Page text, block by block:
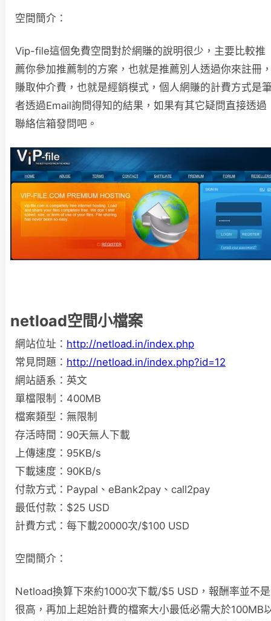
空間簡介：
Vip-file這個免費空間對於網賺的說明很少，主要比較推
薦你參加推薦制的方案，也就是推薦別人透過你來註冊
賺取仲介費，也就是經銷模式，個人網賺的計費方式是
者透過Email詢問得知的結果，如果有其它疑問直接透過
聯絡信箱發問吧。
netload空間小檔案
網站位址： http://netload.in/index.php
常見問題： http://netload.in/index.php?id=12
網站語系：英文
單檔限制：400MB
檔案類型：無限制
存活時間：90天無人下載
上傳速度：95KB/s
下載速度：90KB/s
付款方式：Paypal、eBank2pay、call2pay
最低付款：$25 USD
計費方式：每下載20000次/$100 USD
空間簡介：
Netload換算下來約1000次下載/$5 USD，報酬率並不是
很高，再加上起始計費的檔案大小最低必需大於100MB